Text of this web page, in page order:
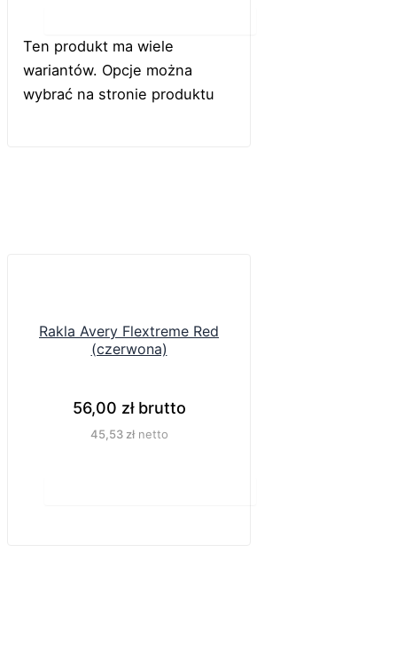
Ten produkt ma wiele
wariantów. Opcje można
wybrać na stronie produktu
Rakla Avery Flextreme Red
(czerwona)
56,00 złbrutto
45,53 złnetto